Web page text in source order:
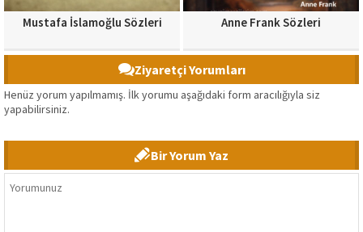
Mustafa İslamoğlu Sözleri Anne Frank Sözleri
Ziyaretçi Yorumları
Henüz yorum yapılmamış. İlk yorumu aşağıdaki form aracılığıyla siz
yapabilirsiniz.
Bir Yorum Yaz